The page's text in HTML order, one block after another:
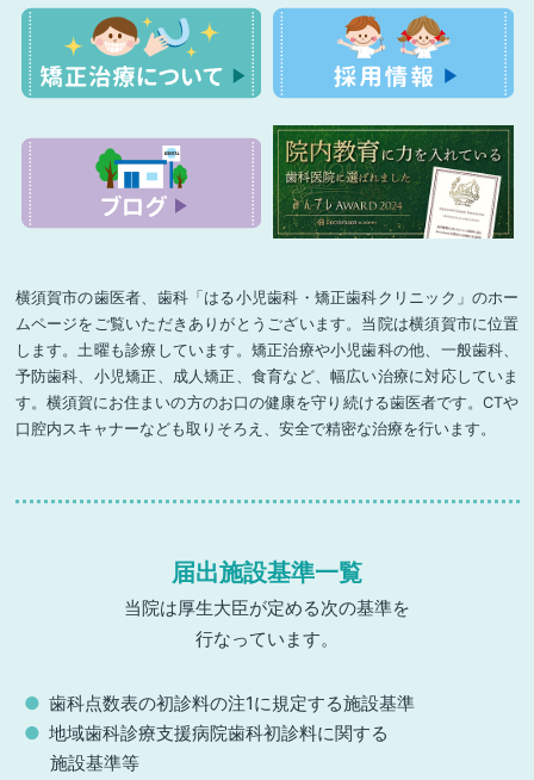
横須賀市の歯医者、歯科「はる小児歯科・矯正歯科クリニック」のホー
ムページをご覧いただきありがとうございます。当院は横須賀市に位置
します。土曜も診療しています。矯正治療や小児歯科の他、一般歯科、
予防歯科、小児矯正、成人矯正、食育など、幅広い治療に対応していま
す。横須賀にお住まいの方のお口の健康を守り続ける歯医者です。CTや
口腔内スキャナーなども取りそろえ、安全で精密な治療を行います。
届出施設基準一覧
当院は厚生大臣が定める次の基準を
行なっています。
歯科点数表の初診料の注1に規定する施設基準
地域歯科診療支援病院歯科初診料に関する
施設基準等